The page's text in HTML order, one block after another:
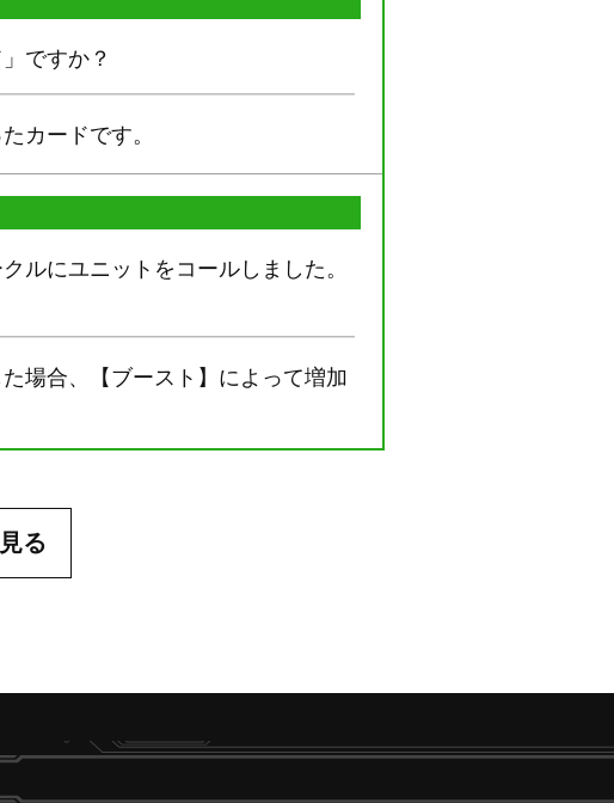
ですか？
カードです。
ルにユニットをコールしました。
場合、【ブースト】によって増加
る
ドch